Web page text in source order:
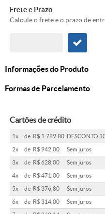
Frete e Prazo
Calcule o frete e o prazo de
Informações do Produto
Formas de Parcelamento
Cartões de crédito
1x de R$ 1.789,80 DESCONTO
2x de R$ 942,00 Sem juros
3x de R$ 628,00 Sem juros
4x de R$ 471,00 Sem juros
5x de R$ 376,80 Sem juros
6x de R$ 314,00 Sem juros